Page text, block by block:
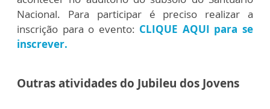
Nacional. Para participar é preciso realizar a
inscrição para o evento: CLIQUE AQUI para se
inscrever.
Outras atividades do Jubileu dos Jovens